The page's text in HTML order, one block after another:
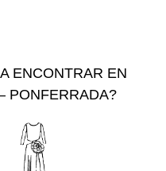
ENCONTRAR EN
PONFERRADA?